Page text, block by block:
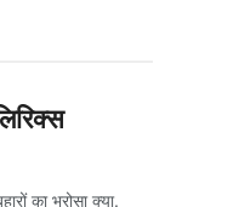
का भरोसा क्या,